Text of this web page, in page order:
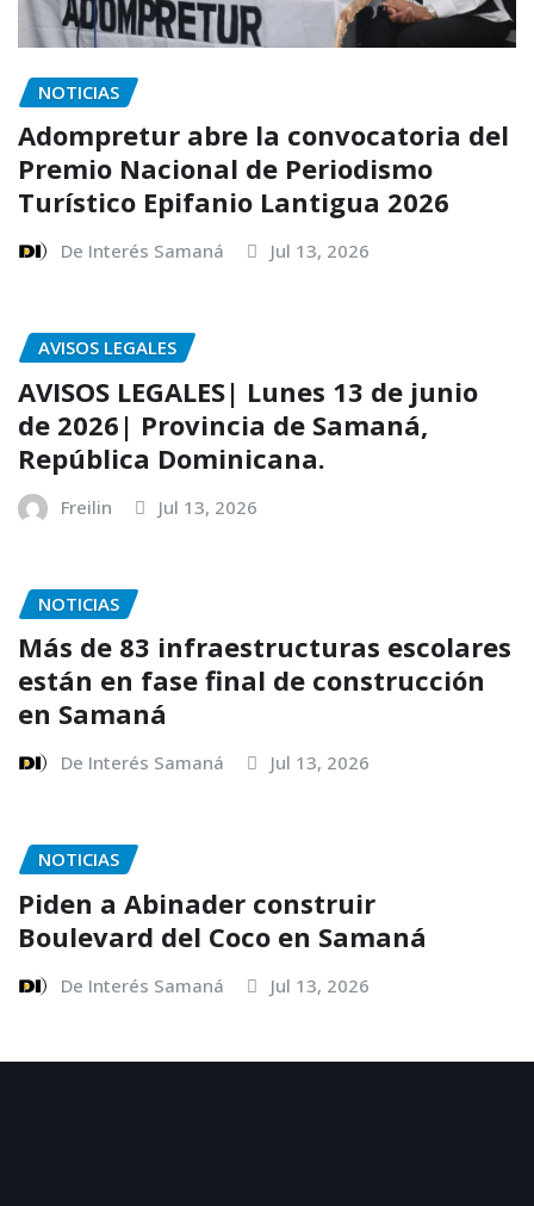
NOTICIAS
Adompretur abre la convocatoria del
Premio Nacional de Periodismo
Turístico Epifanio Lantigua 2026
De Interés Samaná Jul 13, 2026
AVISOS LEGALES
AVISOS LEGALES| Lunes 13 de junio
de 2026| Provincia de Samaná,
República Dominicana.
Freilin Jul 13, 2026
NOTICIAS
Más de 83 infraestructuras escolares
están en fase final de construcción
en Samaná
De Interés Samaná Jul 13, 2026
NOTICIAS
Piden a Abinader construir
Boulevard del Coco en Samaná
De Interés Samaná Jul 13, 2026